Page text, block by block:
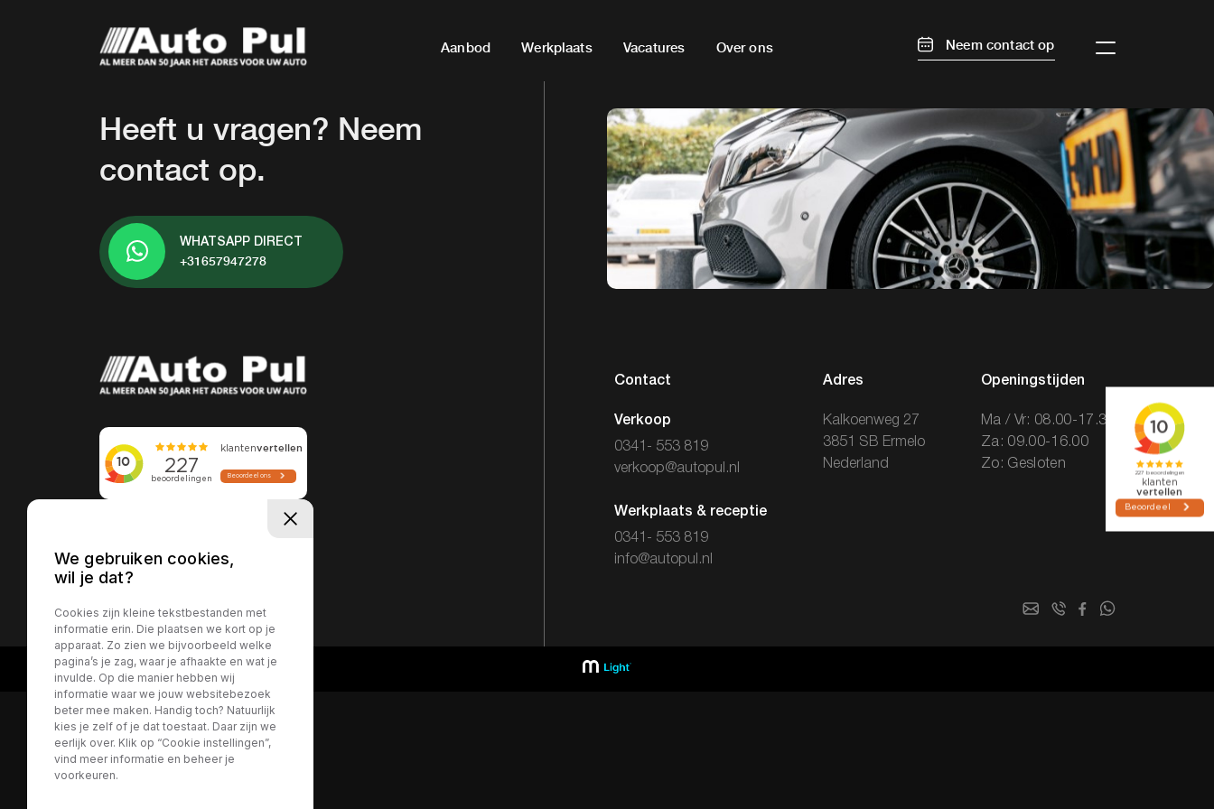
Aanbod Werkplaats Vacatures Over ons Neem contact op
Heeft u vragen? Neem
contact op.
WHATSAPP DIRECT
+31657947278
Contact
Verkoop
0341- 553 819
verkoop@autopul.nl
Werkplaats & receptie
0341- 553 819
info@autopul.nl
Adres
Kalkoenweg 27
3851 SB Ermelo
Nederland
Openingstijden
Ma / Vr: 08.00-17.30
Za: 09.00-16.00
Zo: Gesloten
Privacy policy
We gebruiken cookies,
wil je dat?
Cookies zijn kleine tekstbestanden met
informatie erin. Die plaatsen we kort op je
apparaat. Zo zien we bijvoorbeeld welke
pagina’s je zag, waar je afhaakte en wat je
invulde. Op die manier hebben wij
informatie waar we jouw websitebezoek
beter mee maken. Handig toch? Natuurlijk
kies je zelf of je dat toestaat. Daar zijn we
eerlijk over. Klik op “Cookie instellingen”,
vind meer informatie en beheer je
voorkeuren.